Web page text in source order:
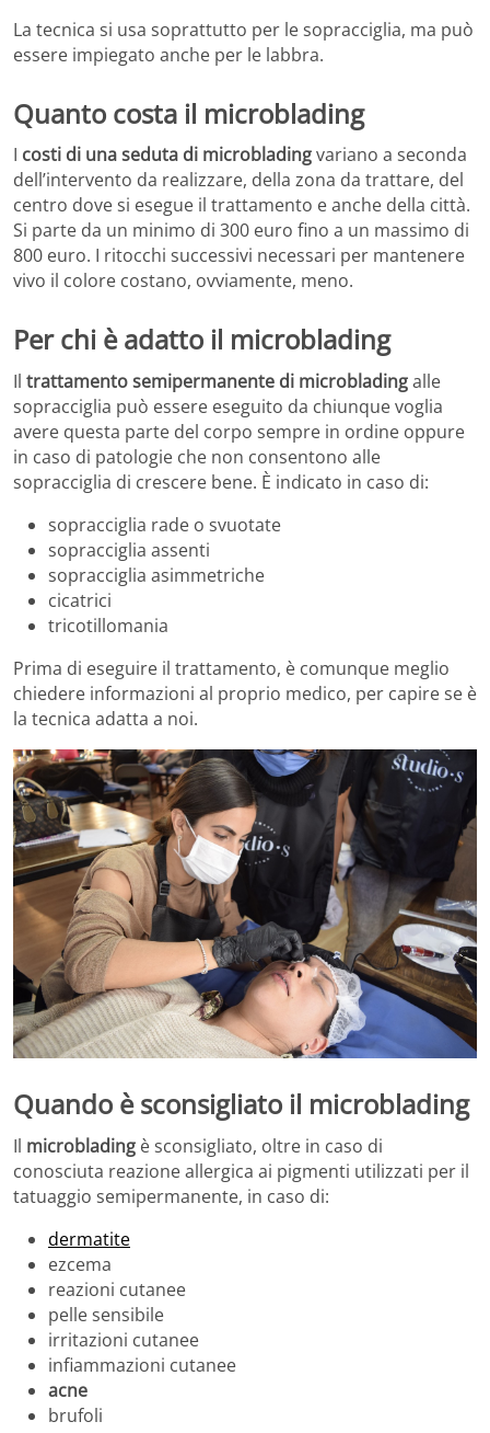
La tecnica si usa soprattutto per le sopracciglia, ma può
essere impiegato anche per le labbra.
Quanto costa il microblading
I costi di una seduta di microbladingvariano a seconda
dell’intervento da realizzare, della zona da trattare, del
centro dove si esegue il trattamento e anche della città.
Si parte da un minimo di 300 euro fino a un massimo di
800 euro. I ritocchi successivi necessari per mantenere
vivo il colore costano, ovviamente, meno.
Per chi è adatto il microblading
Il trattamento semipermanente di microbladingalle
sopracciglia può essere eseguito da chiunque voglia
avere questa parte del corpo sempre in ordine oppure
in caso di patologie che non consentono alle
sopracciglia di crescere bene. È indicato in caso di:
sopracciglia rade o svuotate
sopracciglia assenti
sopracciglia asimmetriche
cicatrici
tricotillomania
Prima di eseguire il trattamento, è comunque meglio
chiedere informazioni al proprio medico, per capire se è
la tecnica adatta a noi.
Quando è sconsigliato il microblading
Il microblading è sconsigliato, oltre in caso di
conosciuta reazione allergica ai pigmenti utilizzati per il
tatuaggio semipermanente, in caso di:
dermatite
ezcema
reazioni cutanee
pelle sensibile
irritazioni cutanee
infiammazioni cutanee
acne
brufoli